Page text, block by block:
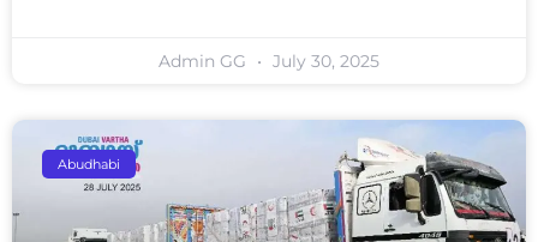
Admin GG July 30, 2025
Abudhabi